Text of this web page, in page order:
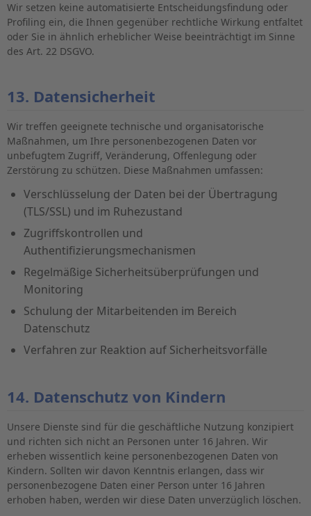
Wir setzen keine automatisierte Entscheidungsfindung oder
Profiling ein, die Ihnen gegenüber rechtliche Wirkung entfaltet
oder Sie in ähnlich erheblicher Weise beeinträchtigt im Sinne
des Art. 22 DSGVO.
13. Datensicherheit
Wir treffen geeignete technische und organisatorische
Maßnahmen, um Ihre personenbezogenen Daten vor
unbefugtem Zugriff, Veränderung, Offenlegung oder
Zerstörung zu schützen. Diese Maßnahmen umfassen:
Verschlüsselung der Daten bei der Übertragung
(TLS/SSL) und im Ruhezustand
Zugriffskontrollen und
Authentifizierungsmechanismen
Regelmäßige Sicherheitsüberprüfungen und
Monitoring
Schulung der Mitarbeitenden im Bereich
Datenschutz
Verfahren zur Reaktion auf Sicherheitsvorfälle
14. Datenschutz von Kindern
Unsere Dienste sind für die geschäftliche Nutzung konzipiert
und richten sich nicht an Personen unter 16 Jahren. Wir
erheben wissentlich keine personenbezogenen Daten von
Kindern. Sollten wir davon Kenntnis erlangen, dass wir
personenbezogene Daten einer Person unter 16 Jahren
erhoben haben, werden wir diese Daten unverzüglich löschen.